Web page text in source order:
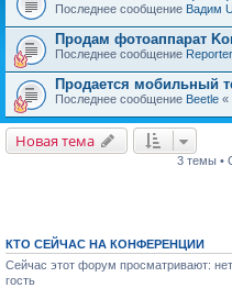
Последнее сообщение Вадим
Продам фотоаппарат
Последнее сообщение Reporter
Продается мобильный
Последнее сообщение Beetle «
Новая тема
3 темы •
КТО СЕЙЧАС НА КОНФЕРЕНЦИИ
Сейчас этот форум просматривают:
гость